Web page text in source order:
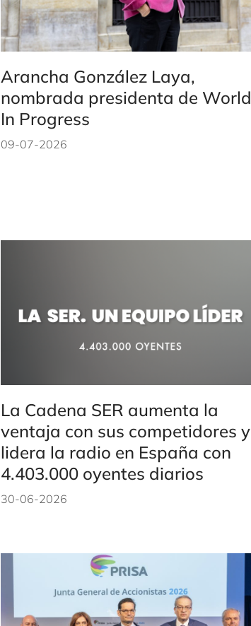
Arancha González Laya,
nombrada presidenta de World
In Progress
09-07-2026
La Cadena SER aumenta la
ventaja con sus competidores y
lidera la radio en España con
4.403.000 oyentes diarios
30-06-2026